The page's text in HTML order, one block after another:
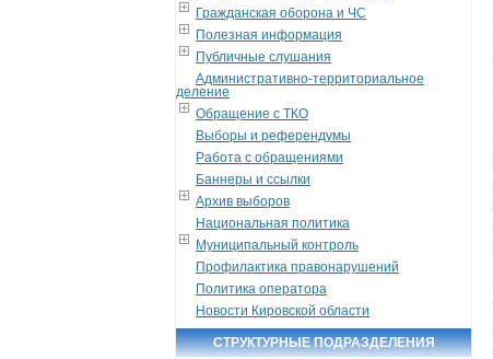
Гражданская оборона и ЧС
Полезная информация
Публичные слушания
Административно-территориальное
деление
Обращение с ТКО
Выборы и референдумы
Работа с обращениями
Баннеры и ссылки
Архив выборов
Национальная политика
Муниципальный контроль
Профилактика правонарушений
Политика оператора
Новости Кировской области
СТРУКТУРНЫЕ ПОДРАЗДЕЛЕНИЯ